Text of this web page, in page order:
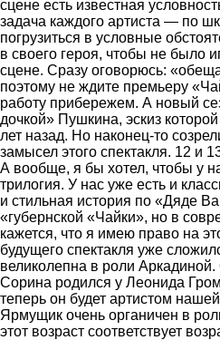
сцене есть известная
задача каждого артиста — по
погрузиться в условные
в своего героя, чтобы не было
сцене. Сразу оговорюсь:
поэтому не ждите премьеру
работу прибережем. А новый
дочкой» Пушкина, эскиз
лет назад. Но наконец-то
замысел этого спектакля. 12 и
А вообще, я бы хотел, чтобы у
трилогия. У нас уже есть и
и стильная история по «Дяде
«губернской «Чайки», но в
кажется, что я имею право на
будущего спектакля уже
великолепна в роли
Сорина родился у Леонида
теперь он будет артистом
Ярмущик очень органичен в
этот возраст соответствует